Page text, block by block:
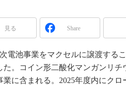
EdgeTech+
日本ものづくりワールド
AUTOMOTIVE WORLD
産業オープンネット展
ISO26262
3Dプリンタ
デジタルツインとCAE
見る Share
電池事業をマクセルに譲渡する
。コイン形二酸化マンガンリチ
に含まれる。2025年度内にクロ